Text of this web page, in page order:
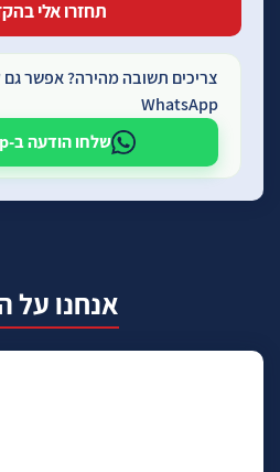
צריכים תשובה מהירה? אפשר גם
WhatsApp
שלחו הודעה ב-WhatsApp
אנחנו על